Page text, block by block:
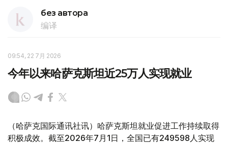
без автора
编译
09:54, 22 7月 2026
今年以来哈萨克斯坦近25万人实现就业
（哈萨克国际通讯社讯）哈萨克斯坦就业促进工作持续取得
积极成效。截至2026年7月1日，全国已有249598人实现